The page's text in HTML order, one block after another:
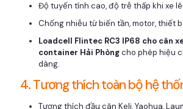
Độ tuyến tính cao, độ trễ thấp khi xe
Chống nhiễu từ biến tần, motor, thiết
Loadcell Flintec RC3 IP68 cho cân
container Hải Phòngcho phép hiệu
dàng.
4. Tương thích toàn bộ hệ
Tương thích đầu cân Keli, Yaohua,